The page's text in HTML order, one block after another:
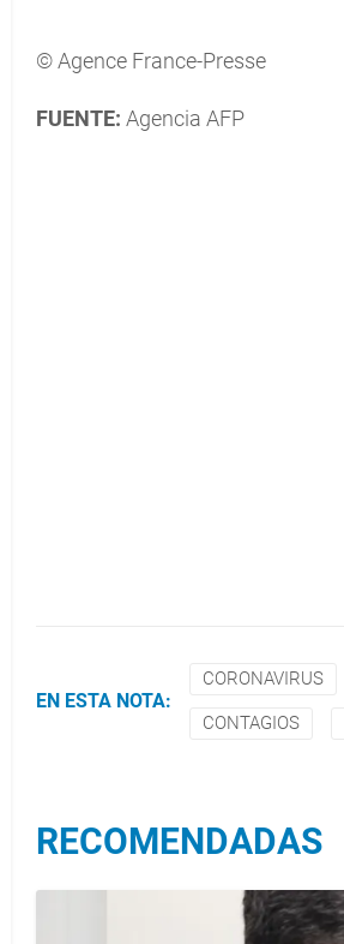
© Agence France-Presse
FUENTE: Agencia AFP
EN ESTA NOTA:
CORONAVIRUS
CONTAGIOS
RECOMENDADAS